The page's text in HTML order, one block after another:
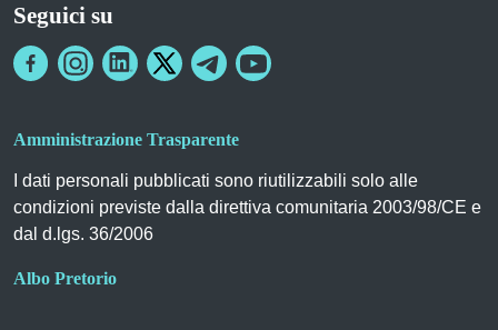
Seguici su
Amministrazione Trasparente
I dati personali pubblicati sono riutilizzabili solo alle
condizioni previste dalla direttiva comunitaria 2003/98/CE e
dal d.lgs. 36/2006
Albo Pretorio